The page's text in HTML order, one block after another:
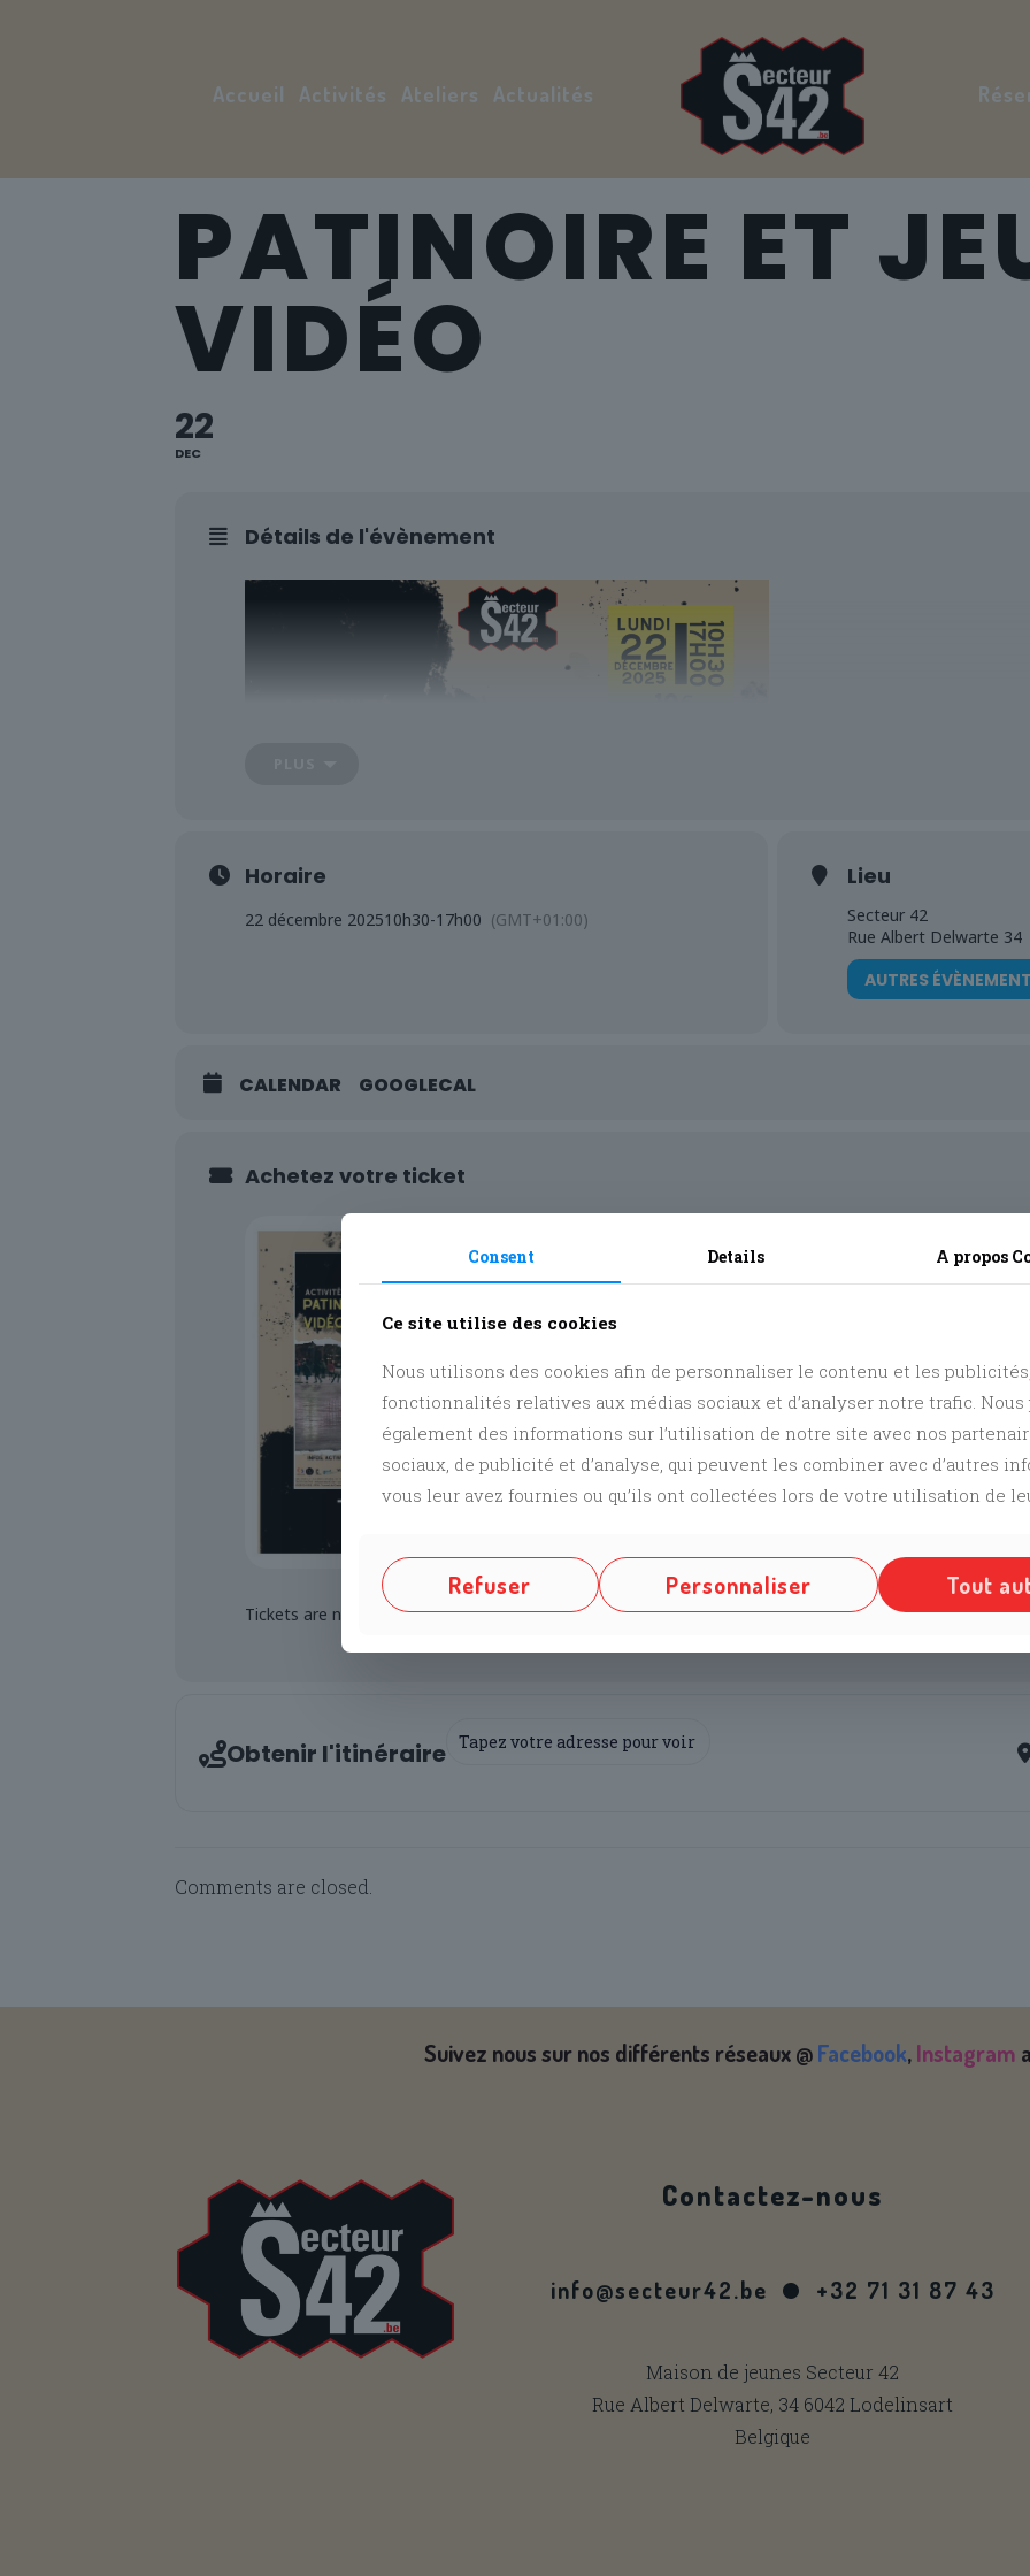
Accueil Activités Ateliers Actualités
PATINOIRE ET
VIDÉO
22
DEC
Détails de l'évènement
Lundi 22 décembre
Secteur 42 – Lodelinsart
10€
Viens t’amuser à la patinoire
autour de jeux vidéo !
Horaire
22 décembre 202510h30-17h00 (GMT+01:00)
Lieu
Secteur 42
Rue Albert Delwarte 34
AUTRES
CALENDAR GOOGLECAL
Achetez votre ticket
Tickets are not available for sale any more for this event!
Obtenir l'itinéraire
Address - Patinoire et jeux vidéo [55x0SuJC1]
Comments are closed.
Suivez nous sur nos différents réseaux @Facebook,Instagram
Contactez-nous
info@secteur42.be +32 71 31 87 43
Maison de jeunes Secteur 42
Rue Albert Delwarte, 34 6042 Lodelinsart
Belgique
Consent Details A propos
Ce site utilise des cookies
Nous utilisons des cookies afin de personnaliser le contenu et les
fonctionnalités relatives aux médias sociaux et d’analyser notre trafic. Nous
également des informations sur l’utilisation de notre site avec nos
sociaux, de publicité et d’analyse, qui peuvent les combiner avec d’autres
vous leur avez fournies ou qu’ils ont collectées lors de votre utilisation de
Refuser Personnaliser Tout